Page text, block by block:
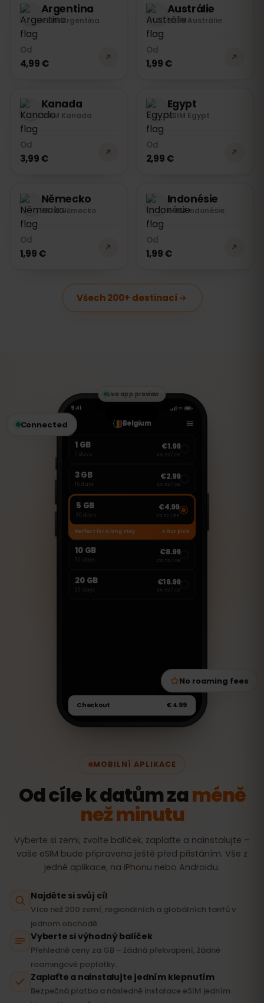
Argentina
eSIM Argentina
Od
4,99 €
Austrálie
eSIM Austrálie
Od
1,99 €
Kanada
eSIM Kanada
Od
3,99 €
Egypt
eSIM Egypt
Od
2,99 €
Německo
eSIM Německo
Od
1,99 €
Indonésie
eSIM Indonésie
Od
1,99 €
Všech 200+ destinací